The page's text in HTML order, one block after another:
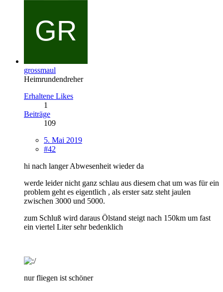
grossmaul
Heimrundendreher
Erhaltene Likes
1
Beiträge
109
5. Mai 2019
#42
hi nach langer Abwesenheit wieder da
werde leider nicht ganz schlau aus diesem chat um was für ein
problem geht es eigentlich , als erster satz steht jaulen
zwischen 3000 und 5000.
zum Schluß wird daraus Ölstand steigt nach 150km um fast
ein viertel Liter sehr bedenklich
nur fliegen ist schöner